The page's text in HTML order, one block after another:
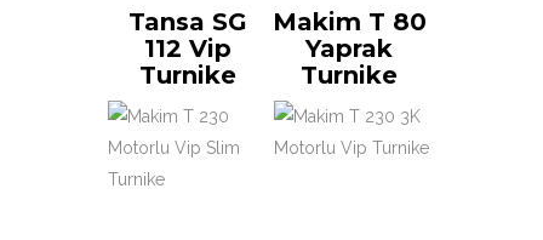
Tansa SG
112 Vip
Turnike
Makim T 80
Yaprak
Turnike